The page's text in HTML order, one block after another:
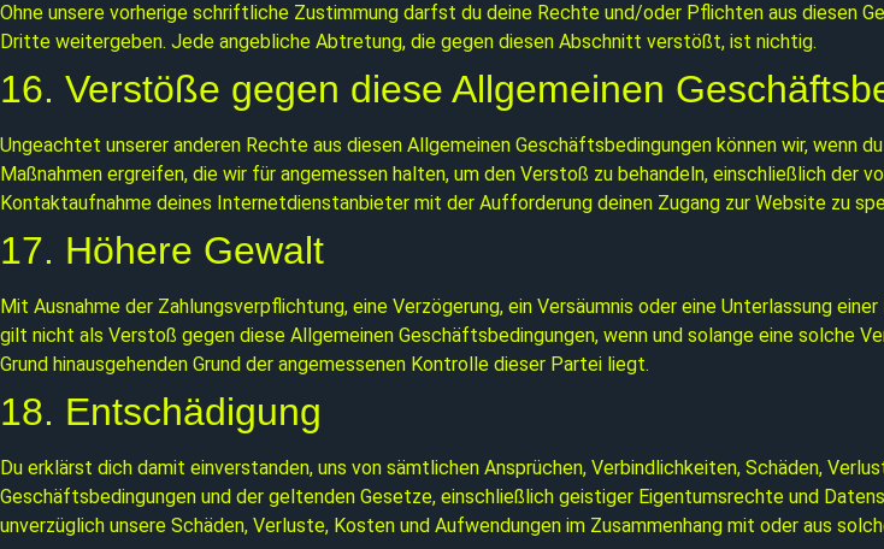
Ohne unsere vorherige schriftliche Zustimmung darfst du deine Rechte und/oder Pflichten aus diesen
Dritte weitergeben. Jede angebliche Abtretung, die gegen diesen Abschnitt verstößt, ist nichtig.
16. Verstöße gegen diese Allgemeinen
Ungeachtet unserer anderen Rechte aus diesen Allgemeinen Geschäftsbedingungen können wir, wenn
Maßnahmen ergreifen, die wir für angemessen halten, um den Verstoß zu behandeln, einschließlich
Kontaktaufnahme deines Internetdienstanbieter mit der Aufforderung deinen Zugang zur Website zu
17. Höhere Gewalt
Mit Ausnahme der Zahlungsverpflichtung, eine Verzögerung, ein Versäumnis oder eine Unterlassung
gilt nicht als Verstoß gegen diese Allgemeinen Geschäftsbedingungen, wenn und solange eine solche
Grund hinausgehenden Grund der angemessenen Kontrolle dieser Partei liegt.
18. Entschädigung
Du erklärst dich damit einverstanden, uns von sämtlichen Ansprüchen, Verbindlichkeiten, Schäden,
Geschäftsbedingungen und der geltenden Gesetze, einschließlich geistiger Eigentumsrechte und
unverzüglich unsere Schäden, Verluste, Kosten und Aufwendungen im Zusammenhang mit oder aus